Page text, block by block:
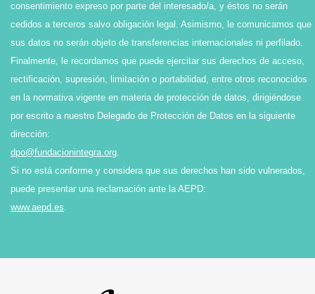
consentimiento expreso por parte del interesado/a, y éstos no serán
cedidos a terceros salvo obligación legal. Asimismo, le comunicamos que
sus datos no serán objeto de transferencias internacionales ni perfilado.
Finalmente, le recordamos que puede ejercitar sus derechos de acceso,
rectificación, supresión, limitación o portabilidad, entre otros reconocidos
en la normativa vigente en materia de protección de datos, dirigiéndose
por escrito a nuestro Delegado de Protección de Datos en la siguiente
dirección:
dpo@fundacionintegra.org.
Si no está conforme y considera que sus derechos han sido vulnerados,
puede presentar una reclamación ante la AEPD:
www.aepd.es.